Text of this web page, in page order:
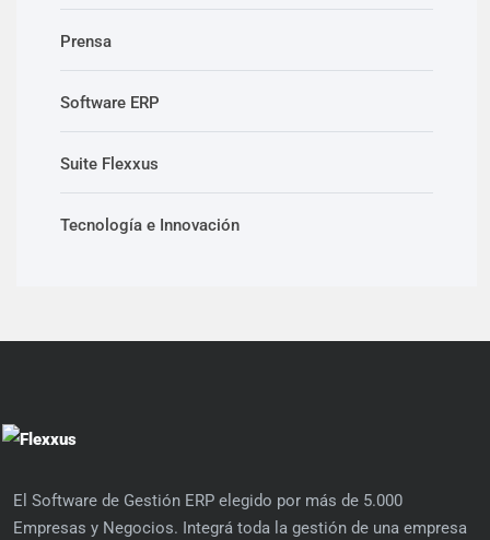
Prensa
Software ERP
Suite Flexxus
Tecnología e Innovación
El Software de Gestión ERP elegido por más de 5.000
Empresas y Negocios. Integrá toda la gestión de una empresa